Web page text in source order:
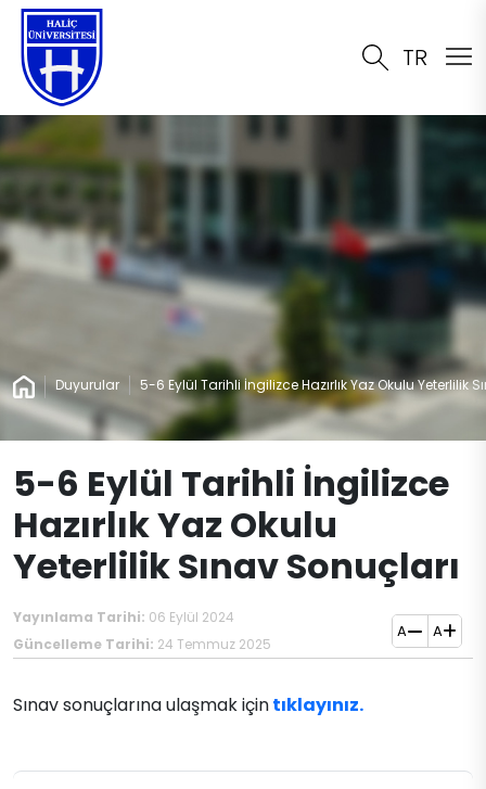
TR
Duyurular 5-6 Eylül Tarihli İngilizce Hazırlık Yaz Okulu Yeterlilik
5-6 Eylül Tarihli İngilizce
Hazırlık Yaz Okulu
Yeterlilik Sınav Sonuçları
Yayınlama Tarihi: 06 Eylül 2024
Güncelleme Tarihi: 24 Temmuz 2025
A A
​Sınav sonuçlarına ulaşmak için​tıklayınız.​